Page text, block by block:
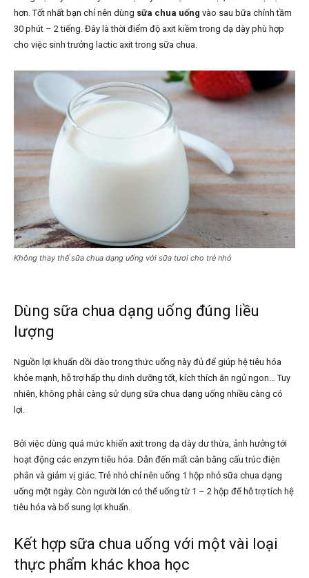
hơn. Tốt nhất bạn chỉ nên dùng sữa chua uống vào sau bữa chính tầm
30 phút – 2 tiếng. Đây là thời điểm độ axit kiềm trong dạ dày phù hợp
cho việc sinh trưởng lactic axit trong sữa chua.
Không thay thế sữa chua dạng uống với sữa tươi cho trẻ nhỏ
Dùng sữa chua dạng uống đúng liều
lượng
Nguồn lợi khuẩn dồi dào trong thức uống này đủ để giúp hệ tiêu hóa
khỏe mạnh, hỗ trợ hấp thụ dinh dưỡng tốt, kích thích ăn ngủ ngon… Tuy
nhiên, không phải càng sử dụng sữa chua dạng uống nhiều càng có
lợi.
Bởi việc dùng quá mức khiến axit trong dạ dày dư thừa, ảnh hưởng tới
hoạt động các enzym tiêu hóa. Dẫn đến mất cân bằng cấu trúc điện
phân và giảm vị giác. Trẻ nhỏ chỉ nên uống 1 hộp nhỏ sữa chua dạng
uống một ngày. Còn người lớn có thể uống từ 1 – 2 hộp để hỗ trợ tích hệ
tiêu hóa và bổ sung lợi khuẩn.
Kết hợp sữa chua uống với một vài loại
thực phẩm khác khoa học